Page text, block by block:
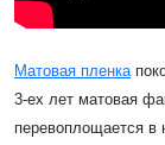
Матовая пленка
3-ех лет матовая
перевоплощается